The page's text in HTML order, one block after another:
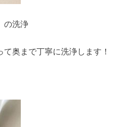
の洗浄
奥まで丁寧に洗浄します！